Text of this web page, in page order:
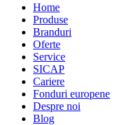
Home
Produse
Branduri
Oferte
Service
SICAP
Cariere
Fonduri europene
Despre noi
Blog